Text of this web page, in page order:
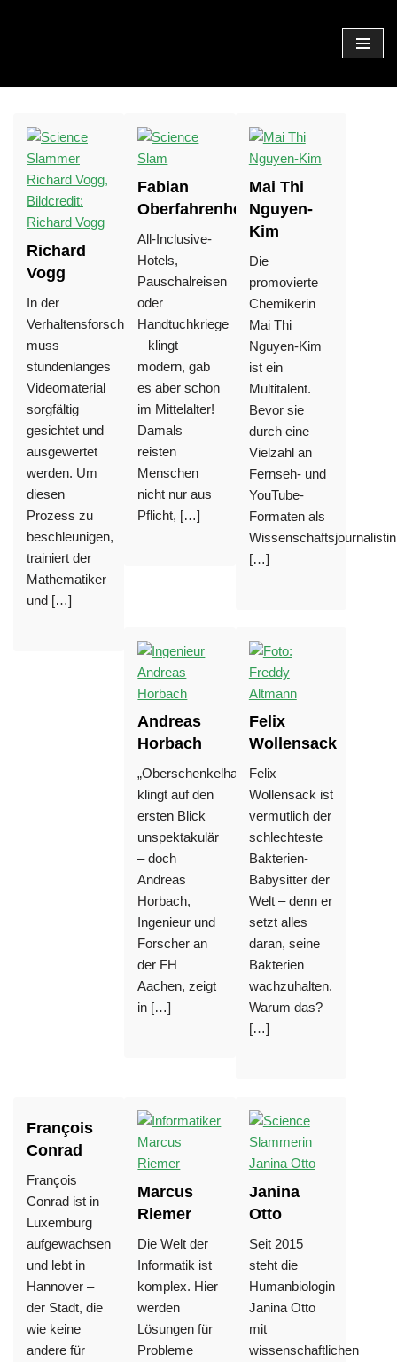
springen
Richard
Vogg
In der
Verhaltensforschung
muss
stundenlanges
Videomaterial
sorgfältig
gesichtet und
ausgewertet
werden. Um
diesen
Prozess zu
beschleunigen,
trainiert der
Mathematiker
und […]
Fabian
Oberfahrenhorst
All-Inclusive-
Hotels,
Pauschalreisen
oder
Handtuchkriege
– klingt
modern, gab
es aber schon
im Mittelalter!
Damals
reisten
Menschen
nicht nur aus
Pflicht, […]
Mai Thi
Nguyen-
Kim
Die
promovierte
Chemikerin
Mai Thi
Nguyen-Kim
ist ein
Multitalent.
Bevor sie
durch eine
Vielzahl an
Fernseh- und
YouTube-
Formaten als
Wissenschaftsjournalistin
[…]
Andreas
Horbach
„Oberschenkelhalsbruch“
klingt auf den
ersten Blick
unspektakulär
– doch
Andreas
Horbach,
Ingenieur und
Forscher an
der FH
Aachen, zeigt
in […]
Felix
Wollensack
Felix
Wollensack ist
vermutlich der
schlechteste
Bakterien-
Babysitter der
Welt – denn er
setzt alles
daran, seine
Bakterien
wachzuhalten.
Warum das?
[…]
François
Conrad
François
Conrad ist in
Luxemburg
aufgewachsen
und lebt in
Hannover –
der Stadt, die
wie keine
andere für
Marcus
Riemer
Die Welt der
Informatik ist
komplex. Hier
werden
Lösungen für
Probleme
Janina
Otto
Seit 2015
steht die
Humanbiologin
Janina Otto
mit
wissenschaftlichen